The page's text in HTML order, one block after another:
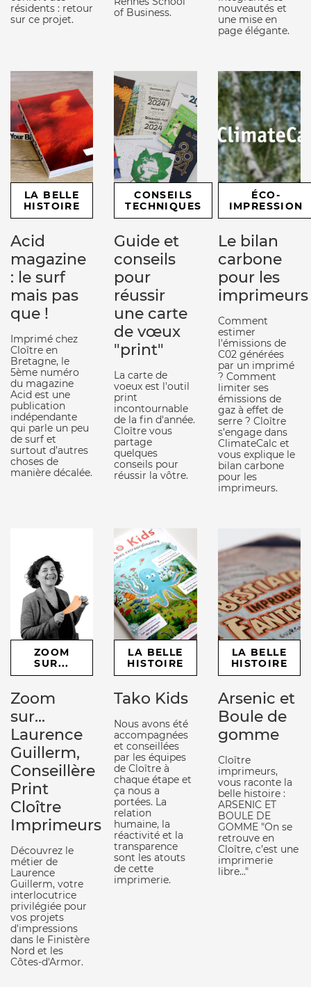
résidents : retour
sur ce projet.
of Business.
nouveautés et
une mise en
page élégante.
LA BELLE
HISTOIRE
Acid
magazine
: le surf
mais pas
que !
Imprimé chez
Cloître en
Bretagne, le
5ème numéro
du magazine
Acid est une
publication
indépendante
qui parle un peu
de surf et
surtout d’autres
choses de
manière décalée.
CONSEILS
TECHNIQUES
Guide et
conseils
pour
réussir
une carte
de vœux
"print"
La carte de
voeux est l'outil
print
incontournable
de la fin d'année.
Cloître vous
partage
quelques
conseils pour
réussir la vôtre.
ÉCO-
IMPRESSION
Le bilan
carbone
pour les
imprimeurs
Comment
estimer
l'émissions de
C02 générées
par un imprimé
? Comment
limiter ses
émissions de
gaz à effet de
serre ? Cloître
s’engage dans
ClimateCalc et
vous explique le
bilan carbone
pour les
imprimeurs.
ZOOM
SUR...
Zoom
sur...
Laurence
Guillerm,
Conseillère
Print
Cloître
Imprimeurs
Découvrez le
métier de
Laurence
Guillerm, votre
interlocutrice
privilégiée pour
vos projets
d'impressions
dans le Finistère
Nord et les
Côtes-d'Armor.
LA BELLE
HISTOIRE
Tako Kids
Nous avons été
accompagnées
et conseillées
par les équipes
de Cloître à
chaque étape et
ça nous a
portées. La
relation
humaine, la
réactivité et la
transparence
sont les atouts
de cette
imprimerie.
LA BELLE
HISTOIRE
Arsenic et
Boule de
gomme
Cloître
imprimeurs,
vous raconte la
belle histoire :
ARSENIC ET
BOULE DE
GOMME "On se
retrouve en
Cloître, c’est une
imprimerie
libre..."